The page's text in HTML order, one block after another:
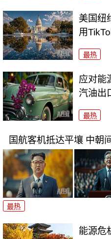
美国纽
用
最热
应对能
汽油出
最热
国航客机抵达平壤 中朝
最热
能源危